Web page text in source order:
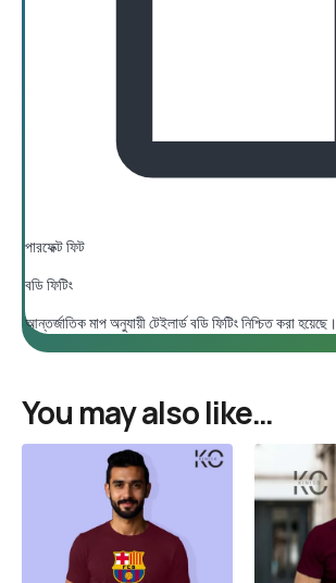
পারফেক্ট ফিট
বডি ফিটিং
আন্তর্জাতিক মাপ অনুযায়ী টেইলার্ড বডি ফিটিং নিশ্চিত করা হয়েছে।
You may also like…